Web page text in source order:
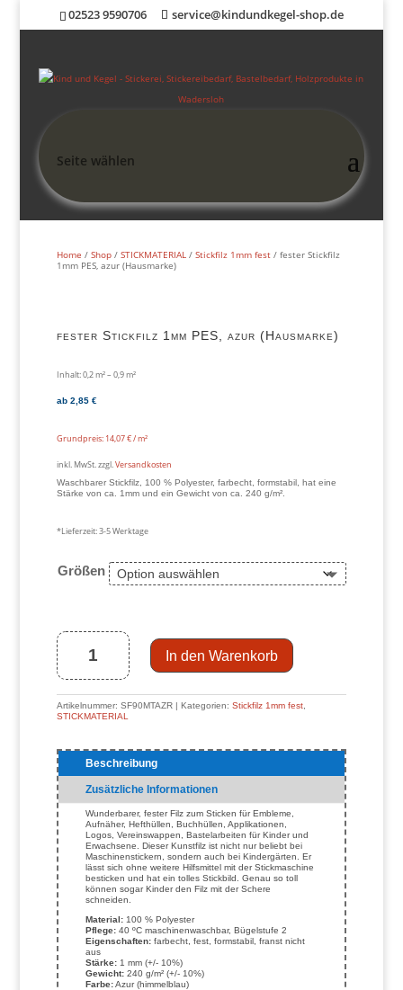
02523 9590706 service@kindundkegel-shop.de
Seite wählen
Home / Shop/ STICKMATERIAL/ Stickfilz 1mm fest/ fester Stickfilz
1mm PES, azur (Hausmarke)
fester Stickfilz 1mm PES, azur (Hausmarke)
Inhalt: 0,2m²– 0,9m²
ab 2,85 €
Grundpreis: 14,07€/m²
inkl. MwSt.zzgl.Versandkosten
Waschbarer Stickfilz, 100 % Polyester, farbecht, formstabil, hat eine
Stärke von ca. 1mm und ein Gewicht von ca. 240 g/m².
*Lieferzeit:3-5 Werktage
Größen
fester
Stickfilz
1mm
PES,
azur
(Hausmarke)
Menge In den Warenkorb
Artikelnummer: SF90MTAZR Kategorien: Stickfilz 1mm fest,
STICKMATERIAL
Beschreibung
Zusätzliche Informationen
Wunderbarer, fester Filz zum Sticken für Embleme,
Aufnäher, Hefthüllen, Buchhüllen, Applikationen,
Logos, Vereinswappen, Bastelarbeiten für Kinder und
Erwachsene. Dieser Kunstfilz ist nicht nur beliebt bei
Maschinenstickern, sondern auch bei Kindergärten. Er
lässt sich ohne weitere Hilfsmittel mit der Stickmaschine
besticken und hat ein tolles Stickbild. Genau so toll
können sogar Kinder den Filz mit der Schere
schneiden.
Material:100 % Polyester
Pflege:40 ºC maschinenwaschbar, Bügelstufe 2
Eigenschaften:farbecht, fest, formstabil, franst nicht
aus
Stärke:1 mm (+/- 10%)
Gewicht:240 g/m² (+/- 10%)
Farbe:Azur (himmelblau)